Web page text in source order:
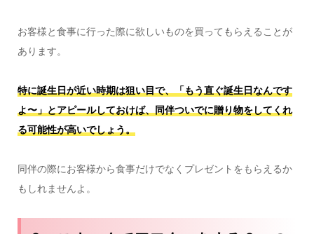
お客様と食事に行った際に欲しいものを買ってもらえることが
あります。
特に誕生日が近い時期は狙い目で、「もう直ぐ誕生日なんです
よ〜」とアピールしておけば、同伴ついでに贈り物をしてくれ
る可能性が高いでしょう。
同伴の際にお客様から食事だけでなくプレゼントをもらえるか
もしれませんよ。